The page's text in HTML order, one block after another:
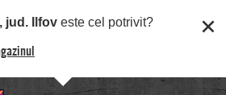
jud. Ilfov este cel potrivit?